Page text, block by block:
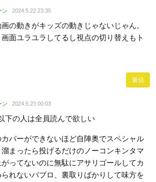
ン 2024.5.22 23:35
の動きがキッズの動きじゃないじゃん。
面ユラユラしてるし視点の切り替えもト
返信
ン 2024.5.23 00:03
下の人は全員読んで欲しい
バーができないほど自陣奥でスペシャル
まったら投げるだけのノーコンキンタマ
ってないのに無駄にアサリゴールしてカ
れないパブロ、裏取りばかりして味方を